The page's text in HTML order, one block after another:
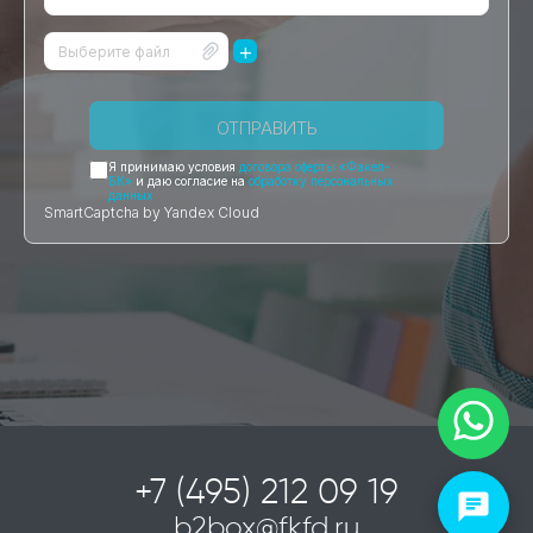
Выберите файл +
ОТПРАВИТЬ
Я принимаю условия договора оферты «Факел-
БК» и даю согласие на обработку персональных
данных
SmartCaptcha by Yandex Cloud
+7 (495) 212 09 19